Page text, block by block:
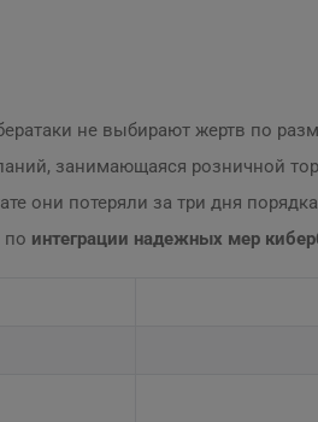
не выбирают жертв по
занимающаяся розничной
они потеряли за три дня
по интеграции надежных мер